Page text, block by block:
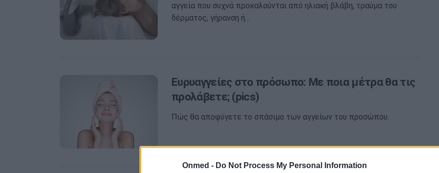
Onmed - Do Not Process My Personal Information
αγγεία που συχνά προκαλούνται από ηλιακή βλάβη, τραύμα του
δέρματος, γήρανση ή…
Ευρυαγγείες στο πρόσωπο: Με ποια μέτρα θα τις
προλάβετε; (pics)
Πώς θα αποφύγετε το σπάσιμο των αγγείων του προσώπου.